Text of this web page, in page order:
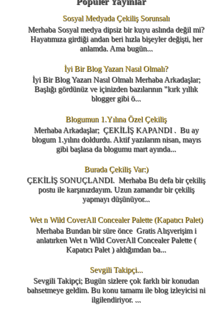
Sosyal Medyada Çekiliş Sorunsalı
Merhaba Sosyal medya dipsiz bir kuyu aslında değil mi?
Hayatımıza girdiği andan beri hızla bişeyler değişti, her
anlamda. Ama bugün...
İyi Bir Blog Yazarı Nasıl Olmalı?
İyi Bir Blog Yazarı Nasıl Olmalı Merhaba Arkadaşlar;
Başlığı gördünüz ve içinizden bazılarının "kırk yıllık
blogger gibi ö...
Blogumun 1.Yılına Özel Çekiliş
Merhaba Arkadaşlar; ÇEKİLİŞ KAPANDI . Bu ay
blogum 1.yılını doldurdu. Aktif yazılarım nisan, mayıs
gibi başlasa da blogumu mart ayında...
Burada Çekiliş Var:)
ÇEKİLİŞ SONUÇLANDI. Merhaba Bu defa bir çekiliş
postu ile karşınızdayım. Uzun zamandır bir çekiliş
yapmayı düşünüyor...
Wet n Wild CoverAll Concealer Palette (Kapatıcı Palet)
Merhaba Bundan bir süre önce Gratis Alışverişim i
anlatırken Wet n Wild CoverAll Concealer Palette (
Kapatıcı Palet ) aldığımdan ba...
Sevgili Takipçi...
Sevgili Takipçi; Bugün sizlere çok farklı bir konudan
bahsetmeye geldim. Bu konu tamamı ile blog izleyicisi ni
ilgilendiriyor. ...